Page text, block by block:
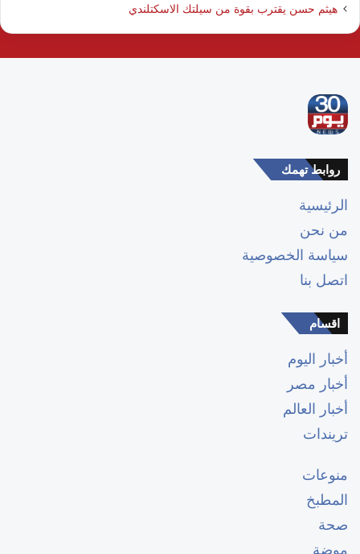
هيثم حسن يقترب بقوة من سيلتك الاسكتلندي
روابط تهمك
الرئيسية
من نحن
سياسة الخصوصية
اتصل بنا
اقسام
أخبار اليوم
أخبار مصر
أخبار العالم
تريندات
منوعات
المطبخ
صحة
موضة